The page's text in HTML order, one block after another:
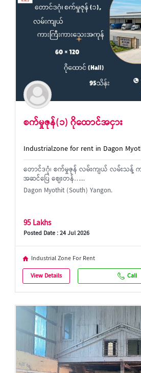
စက်မှုဇုန်(၁) ဂိုထောင်အငှား
Industrialzone for rent in Dagon
တောင်ဒဂုံ၊ စက်မှုဇုန် လမ်းကျယ် လမ်းသန့်
အဆင်ပြေ ဈေးတန်…...
Dagon Myothit (South) Yangon.
95 Lakhs
Posted Date : 24 Jul 2026
Industrial Zone For Rent
View Details Call